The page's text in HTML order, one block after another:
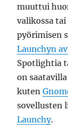
muuttui
valikossa
pyörimisen
Launchyn
Spotlightia
on
kuten
sovellusten
Launchy.